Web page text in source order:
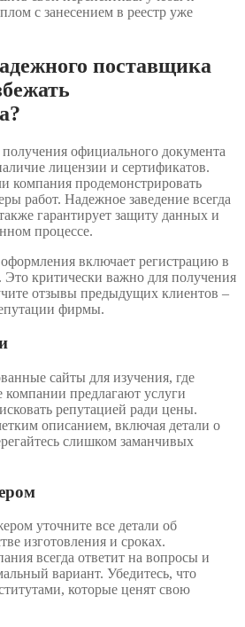
с занесением в реестр уже
поставщика
официального документа
лицензии и сертификатов.
компания продемонстрировать
работ. Надежное заведение всегда
гарантирует защиту данных и
процессе.
включает регистрацию в
критически важно для получения
отзывы предыдущих клиентов –
фирмы.
сайты для изучения, где
предлагают услуги
репутацией ради цены.
описанием, включая детали о
слишком заманчивых
уточните все детали об
изготовления и сроках.
всегда ответит на вопросы и
вариант. Убедитесь, что
которые ценят свою